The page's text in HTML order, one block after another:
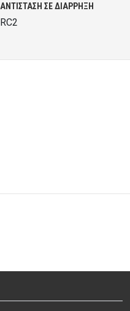
ΑΝΤΙΣΤΑΣΗ ΣΕ ΔΙΑΡΡΗΞΗ
RC2